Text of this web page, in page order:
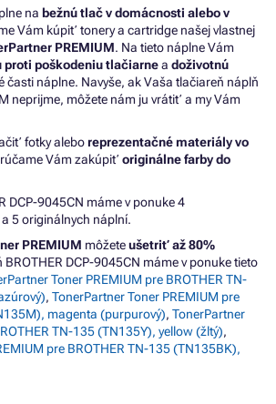
na bežnú tlač v domácnosti alebo v
Vám kúpiť tonery a cartridge našej vlastnej
PREMIUM. Na tieto náplne Vám
proti poškodeniu tlačiarnea doživotnú
časti náplne. Navyše, ak Vaša tlačiareň náplň
neprijme, môžete nám ju vrátiť a my Vám
fotky aleboreprezentačné materiály vo
Vám zakúpiť originálne farby do
DCP-9045CN máme v ponuke 4
5 originálnych náplní.
PREMIUM môžeteušetriť až 80%
DCP-9045CN máme v ponuke tieto
Toner PREMIUM pre BROTHER TN-
, TonerPartner Toner PREMIUM pre
magenta (purpurový), TonerPartner
TN-135 (TN135Y), yellow (žltý),
pre BROTHER TN-135 (TN135BK),